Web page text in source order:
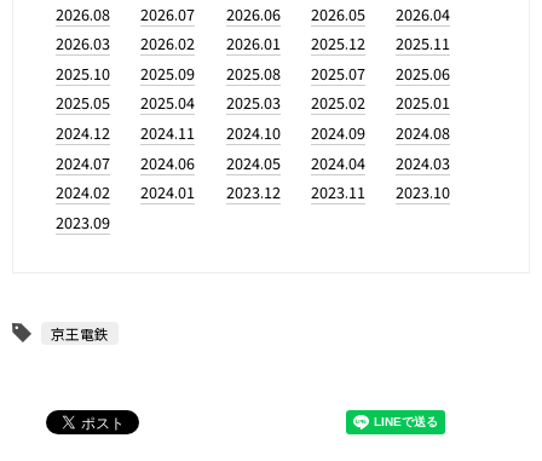
2026.08 2026.07 2026.06 2026.05
2026.04
2026.03
2026.02 2026.01 2025.12
2025.11
2025.10
2025.09 2025.08 2025.07
2025.06
2025.05
2025.04 2025.03 2025.02
2025.01
2024.12
2024.11 2024.10 2024.09
2024.08
2024.07
2024.06 2024.05 2024.04
2024.03
2024.02
2024.01 2023.12 2023.11
2023.10
2023.09
京王電鉄